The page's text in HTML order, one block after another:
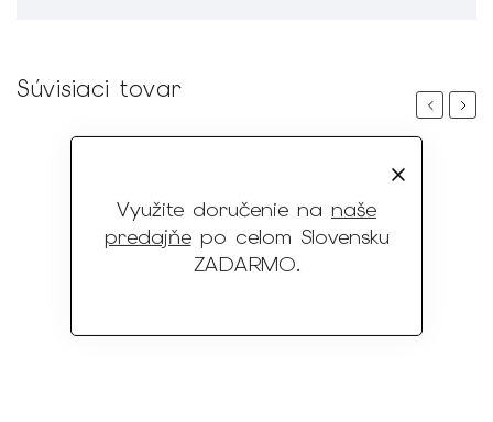
Využite doručenie na naše
predajňepo celom Slovensku
ZADARMO.
Súvisiaci tovar
PreviousNext